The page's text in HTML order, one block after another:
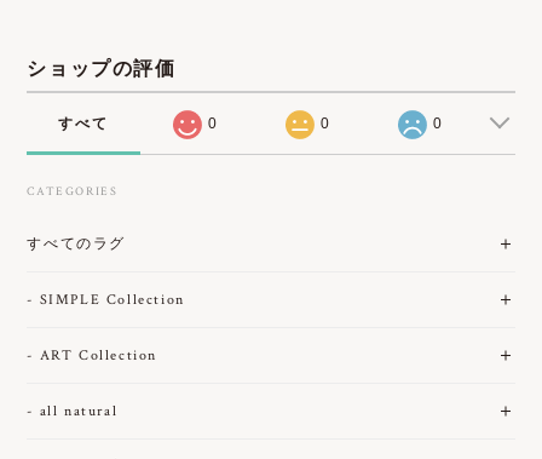
ショップの評価
すべて 0 0 0
CATEGORIES
すべてのラグ
- SIMPLE Collection
- ART Collection
- all natural